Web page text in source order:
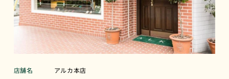
店舗名
アルカ本店